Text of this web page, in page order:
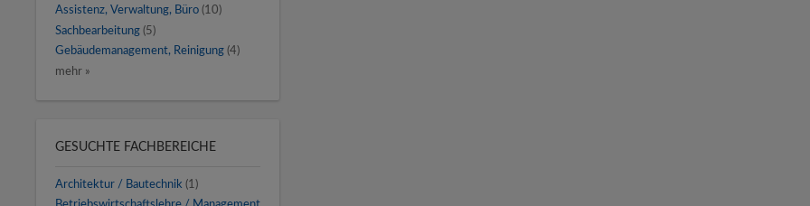
Assistenz, Verwaltung, Büro (10)
Sachbearbeitung (5)
Gebäudemanagement, Reinigung (4)
mehr »
GESUCHTE FACHBEREICHE
Architektur / Bautechnik (1)